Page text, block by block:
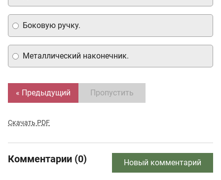
Боковую ручку.
Металлический наконечник.
« Предыдущий Пропустить
Скачать PDF
Комментарии (0) Новый комментарий